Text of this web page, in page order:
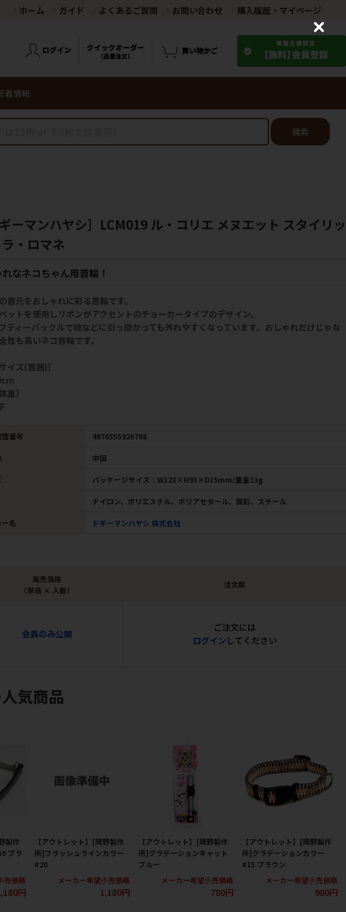
ホーム ガイド よくあるご質問 お問い合わせ 購入履歴・マイページ
着情報
検索
ギーマンハヤシ］LCM019 ル・コリエ メヌエット スタイリッ
・ロマネ
なネコちゃん用首輪！
首元をおしゃれに彩る首輪です。
ットを使用しリボンがアクセントのチョーカータイプのデザイン。
ティーバックルで枝などに引っ掛かっても外れやすくなっています。おしゃれだけじゃな
性も高いネコ首輪です。
イズ(首囲)］
重］
番号 4976555926798
中国
パッケージサイズ：W123×H93×D15mm/重量13g
ナイロン、ポリエステル、ポリアセタール、亜鉛、スチール
ー名 ドギーマンハヤシ 株式会社
販売価格
（単価 × 入数）
注文数
会員のみ公開
ご注文には
ログイン してください
気商品
製作
ブラ
売価格
円
【アウトレット】[岡野製作
所]フラッシュラインカラー
#20
メーカー希望小売価格
1,180円
【アウトレット】[岡野製作
所]グラデーションキャット
ブルー
メーカー希望小売価格
780円
【アウトレット】[岡野製作
所]グラデーションカラー
#15 ブラウン
メーカー希望小売価格
980円
C
o
s
e